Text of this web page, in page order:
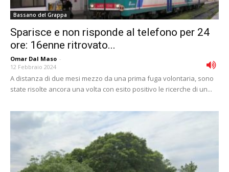
Bassano del Grappa
Sparisce e non risponde al telefono per 24
ore: 16enne ritrovato...
Omar Dal Maso -
12 Febbraio 2024
A distanza di due mesi mezzo da una prima fuga volontaria, sono
state risolte ancora una volta con esito positivo le ricerche di un...